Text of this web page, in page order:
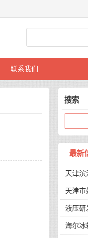
联系我们
搜索
最新
天津
合租精
天津市
液压研
海尔冰